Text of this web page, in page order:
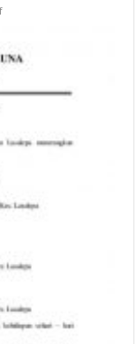
on
Surat
Desa